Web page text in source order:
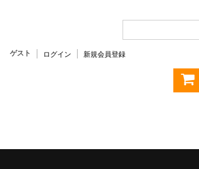
ゲスト ログイン 新規会員登録